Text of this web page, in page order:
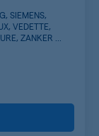
SIEMENS,
VEDETTE,
ZANKER ...